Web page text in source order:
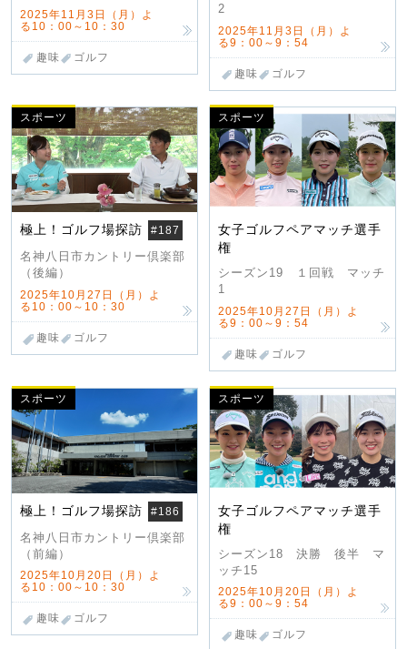
2025年11月3日（月）よ
る10：00～10：30
趣味 ゴルフ
2
2025年11月3日（月）よ
る9：00～9：54
趣味 ゴルフ
スポーツ
極上！ゴルフ場探訪 #187
名神八日市カントリー倶楽部
（後編）
2025年10月27日（月）よ
る10：00～10：30
趣味 ゴルフ
スポーツ
女子ゴルフペアマッチ選手
権
シーズン19 １回戦 マッチ
1
2025年10月27日（月）よ
る9：00～9：54
趣味 ゴルフ
スポーツ
極上！ゴルフ場探訪 #186
名神八日市カントリー倶楽部
（前編）
2025年10月20日（月）よ
る10：00～10：30
趣味 ゴルフ
スポーツ
女子ゴルフペアマッチ選手
権
シーズン18 決勝 後半 マ
ッチ15
2025年10月20日（月）よ
る9：00～9：54
趣味 ゴルフ